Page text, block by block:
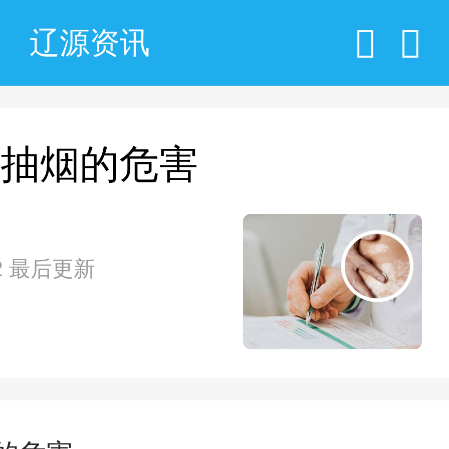
辽源资讯
烟的危害
最后更新